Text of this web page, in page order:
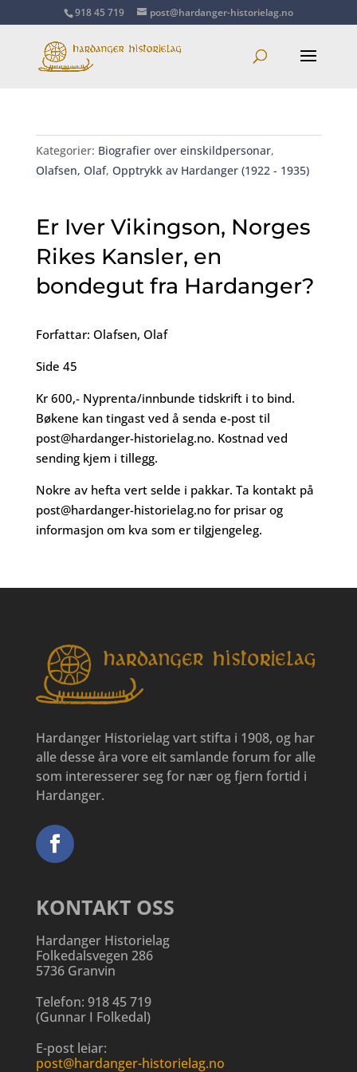
918 45 719 post@hardanger-historielag.no
Kategorier: Biografier over einskildpersonar,
Olafsen, Olaf, Opptrykk av Hardanger (1922 - 1935)
Er Iver Vikingson, Norges
Rikes Kansler, en
bondegut fra Hardanger?
Forfattar: Olafsen, Olaf
Side 45
Kr 600,- Nyprenta/innbunde tidskrift i to bind.
Bøkene kan tingast ved å senda e-post til
post@hardanger-historielag.no. Kostnad ved
sending kjem i tillegg.
Nokre av hefta vert selde i pakkar. Ta kontakt på
post@hardanger-historielag.nofor prisar og
informasjon om kva som er tilgjengeleg.
Hardanger Historielag vart stifta i 1908, og har
alle desse åra vore eit samlande forum for alle
som interesserer seg for nær og fjern fortid i
Hardanger.
KONTAKT OSS
Hardanger Historielag
Folkedalsvegen 286
5736 Granvin
Telefon: 918 45 719
(Gunnar I Folkedal)
E-post leiar:
post@hardanger-historielag.no